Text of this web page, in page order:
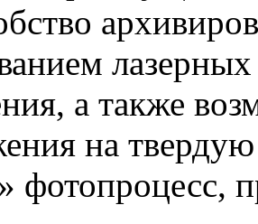
а также
на
фотопроцесс,